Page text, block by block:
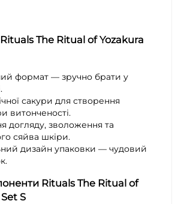
The Ritual of Yozakura
формат — зручно брати у
сакури для створення
витонченості.
догляду, зволоження та
сяйва шкіри.
дизайн упаковки — чудовий
Rituals The Ritual of
S